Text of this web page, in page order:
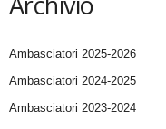
Ambasciatori 2025-2026
Ambasciatori 2024-2025
Ambasciatori 2023-2024